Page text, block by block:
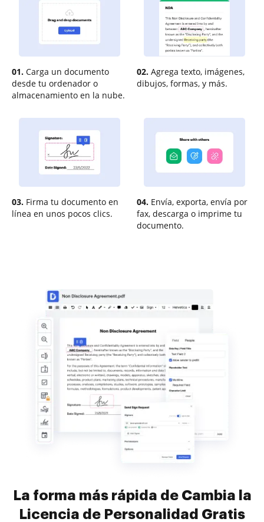
01. Carga un documento
desde tu ordenador o
almacenamiento en la nube.
02. Agrega texto, imágenes,
dibujos, formas, y más.
03. Firma tu documento en
línea en unos pocos clics.
04. Envía, exporta, envía por
fax, descarga o imprime tu
documento.
La forma más rápida de Cambia la
Licencia de Personalidad Gratis